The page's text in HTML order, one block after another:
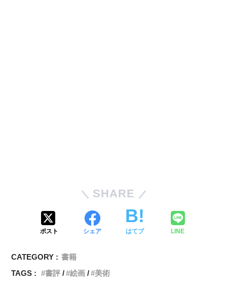
SHARE
ポスト シェア はてブ LINE
CATEGORY : 書籍
TAGS :
書評 絵画 美術